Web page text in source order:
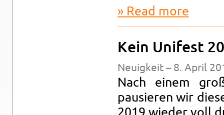
Read more
Kein Unifest
Neuigkeit – 8. April
Nach einem
pausieren wir